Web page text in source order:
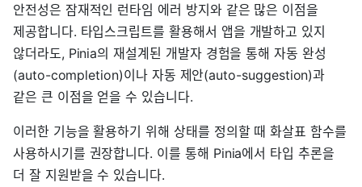
안전성은 잠재적인 런타임 에러 방지와 같은 많은 이점을
제공합니다. 타입스크립트를 활용해서 앱을 개발하고 있지
않더라도, Pinia의 재설계된 개발자 경험을 통해 자동 완성
(auto-completion)이나 자동 제안(auto-suggestion)과
같은 큰 이점을 얻을 수 있습니다.
이러한 기능을 활용하기 위해 상태를 정의할 때 화살표 함수를
사용하시기를 권장합니다. 이를 통해 Pinia에서 타입 추론을
더 잘 지원받을 수 있습니다.